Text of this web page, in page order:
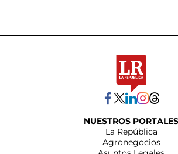
NUESTROS PORTALES
La República
Agronegocios